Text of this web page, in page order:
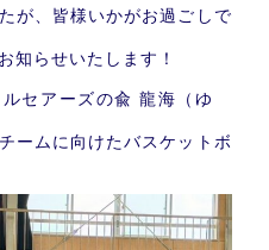
が、皆様いかがお過ごしで
知らせいたします！
セアーズの兪 龍海（ゆ
ームに向けたバスケットボ